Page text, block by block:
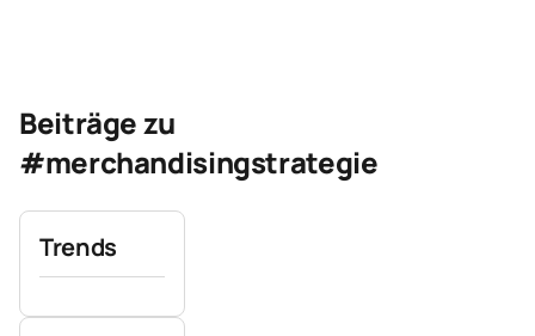
Beiträge zu
#merchandisingstrategie
Trends